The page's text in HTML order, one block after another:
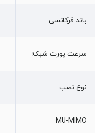
باند فرکانسی
سرعت پورت شبکه
نوع نصب
MU-MIMO